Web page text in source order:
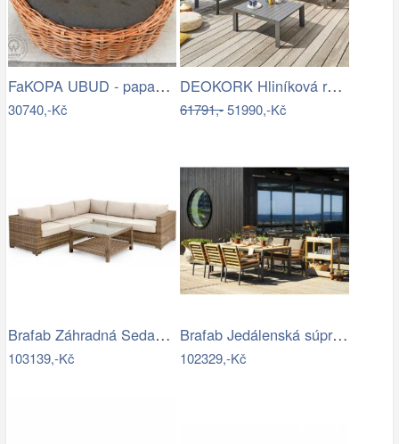
FaKOPA UBUD - papasan z ratanu…
30740,-Kč
DEOKORK Hliníková rohová sestava…
61791,-51990,-Kč
Brafab Záhradná Sedacia súprava NINJA -…
103139,-Kč
Brafab Jedálenská súprava ZALONGO Mdum
102329,-Kč